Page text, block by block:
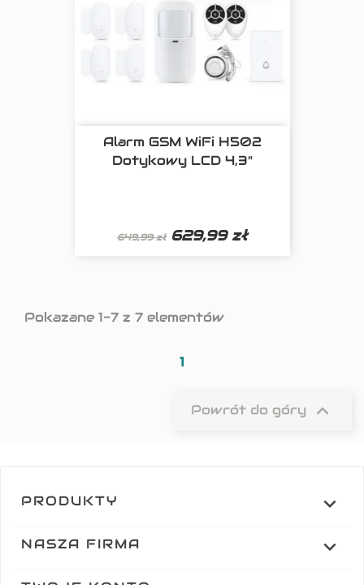
Alarm GSM WiFi H502
Dotykowy LCD 4,3"
649,99 zł 629,99 zł
Pokazane 1-7 z 7 elementów
1
Powrót do góry 
PRODUKTY 
NASZA FIRMA 